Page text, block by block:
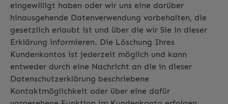
eingewilligt haben oder wir uns eine darüber
hinausgehende Datenverwendung vorbehalten, die
gesetzlich erlaubt ist und über die wir Sie in dieser
Erklärung informieren. Die Löschung Ihres
Kundenkontos ist jederzeit möglich und kann
entweder durch eine Nachricht an die in dieser
Datenschutzerklärung beschriebene
Kontaktmöglichkeit oder über eine dafür